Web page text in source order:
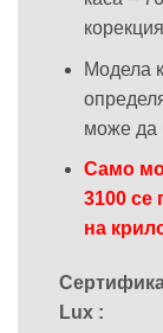
Модела
може да
Само
3100 се
на
Lux :